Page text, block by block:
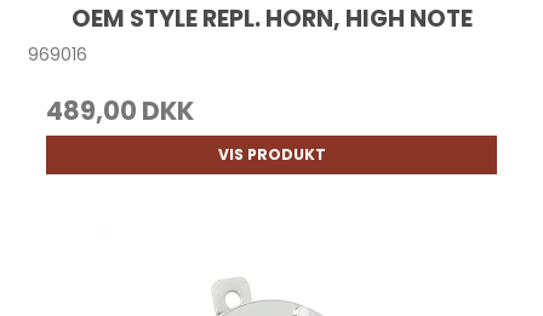
OEM STYLE REPL. HORN, HIGH NOTE
969016
489,00 DKK
VIS PRODUKT